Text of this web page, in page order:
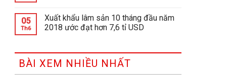
05
Th6
Xuất khẩu lâm sản 10 tháng đầu năm
2018 ước đạt hơn 7,6 tỉ USD
BÀI XEM NHIỀU NHẤT